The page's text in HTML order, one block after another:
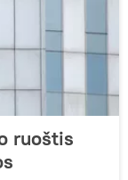
ruoštis